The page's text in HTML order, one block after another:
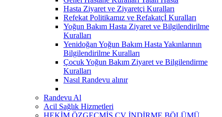
Hasta Ziyaret ve Ziyaretçi Kuralları
Refekat Politikamız ve Refakatçİ Kuralları
Yoğun Bakım Hasta Ziyaret ve Bilgilendirilme
Kuralları
Yenidoğan Yoğun Bakım Hasta Yakınlarının
Bilgilendirilme Kuralları
Çocuk Yoğun Bakım Ziyaret ve Bilgilendirme
Kuralları
Nasıl Randevu alınır
Randevu Al
Acil Sağlık Hizmetleri
HEKİM ÖZGEÇMİŞ CV İNDİRME BÖLÜMÜ